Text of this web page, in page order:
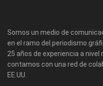
Somos un medio de
en el ramo del periodismo
25 años de experiencia a
contamos con una red de
EE.UU.